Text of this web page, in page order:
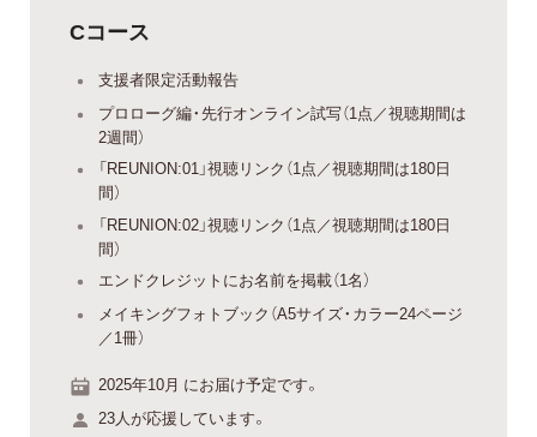
Cコース
支援者限定活動報告
プロローグ編・先行オンライン試写（1点／視聴期間は
2週間）
「REUNION:01」視聴リンク（1点／視聴期間は180日
間）
「REUNION:02」視聴リンク（1点／視聴期間は180日
間）
エンドクレジットにお名前を掲載（1名）
メイキングフォトブック（A5サイズ・カラー24ページ
／1冊）
2025年10月 にお届け予定です。
23人が応援しています。